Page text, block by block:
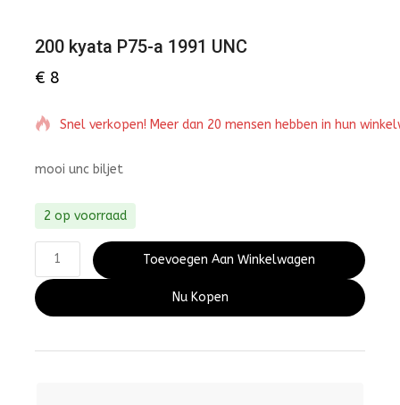
200 kyata P75-a 1991 UNC
€ 8
Snel verkopen! Meer dan 20 mensen hebben in hun
mooi unc biljet
2 op voorraad
Toevoegen Aan Winkelwagen
Nu Kopen